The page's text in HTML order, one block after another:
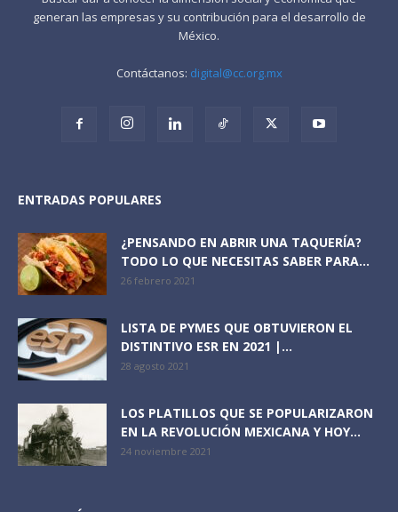
generan las empresas y su contribución para el desarrollo de
México.
Contáctanos: digital@cc.org.mx
ENTRADAS POPULARES
¿PENSANDO EN ABRIR UNA TAQUERÍA?
TODO LO QUE NECESITAS SABER PARA...
26 febrero 2021
LISTA DE PYMES QUE OBTUVIERON EL
DISTINTIVO ESR EN 2021 |...
28 agosto 2021
LOS PLATILLOS QUE SE POPULARIZARON
EN LA REVOLUCIÓN MEXICANA Y HOY...
24 noviembre 2021